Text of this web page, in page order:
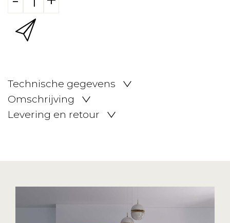
Technische gegevens
Omschrijving
Levering en retour